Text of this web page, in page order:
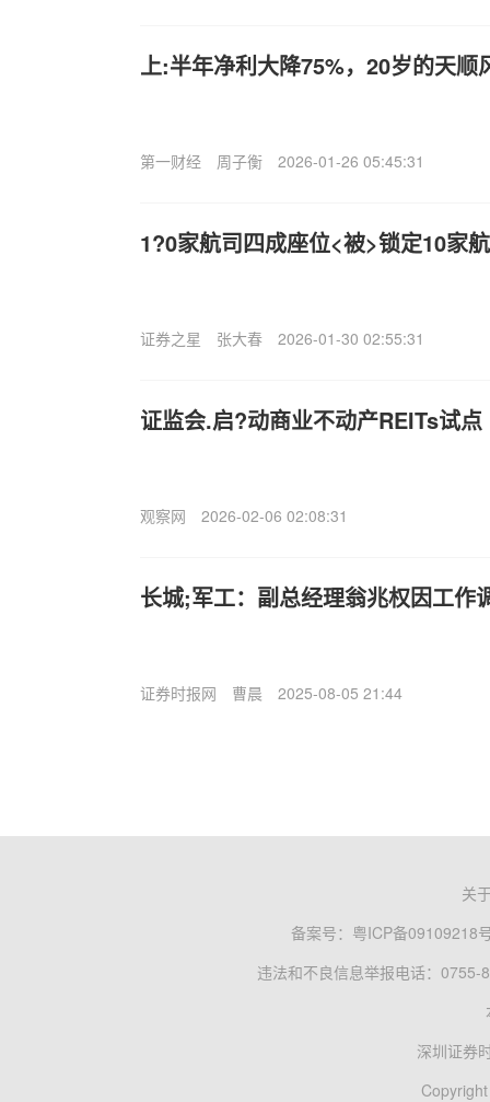
上:半年净利大降75%，20岁的天顺
第一财经 周子衡 2026-01-26 05:45:31
1?0家航司四成座位<被>锁定10家
证券之星 张大春 2026-01-30 02:55:31
证监会.启?动商业不动产REITs试点
观察网 2026-02-06 02:08:31
长城;军工：副总经理翁兆权因工作
证券时报网 曹晨 2025-08-05 21:44
关
备案号： 粤ICP备09109218
违法和不良信息举报电话：0755-
深圳证券